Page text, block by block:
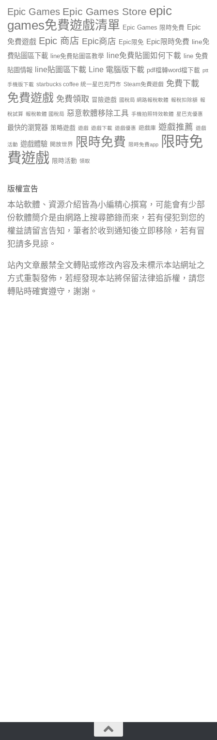
Epic Games Epic Games Store epic
games免費遊戲清單 Epic Games 限時免費 Epic
免費遊戲 Epic 商店 Epic商店 Epic限免 Epic限時免費 line免
費貼圖區下載
line免費貼圖區教學 line免費貼圖如何下載
line 免費
貼圖情報 line貼圖區下載 Line 電腦版下載 pdf檔轉word檔下載 ptt
手機版下載 starbucks coffee 統一星巴克門市 Steam免費遊戲 免費下載
免費遊戲 免費領取 冒險遊戲 國稅局 網路報稅軟體 報稅扣除額 報
稅試算 報稅軟體 國稅局 惡意軟體移除工具 手機拍照特效軟體 星巴克優惠
最快的瀏覽器 策略遊戲 遊戲 遊戲下載 遊戲優惠 遊戲庫 遊戲推薦 遊戲
活動 遊戲體驗 開放世界 限時免費 限時免費app
限時免
費遊戲 限時活動 領取
版權宣告
本站軟體、資源介紹皆為小編精心撰寫，可能會有少部
份軟體簡介是由網路上搜尋節錄而來，若有侵犯到您的
權益請留言告知，筆者於收到通知後立即移除，若有冒
犯請多見諒。
站內文章嚴禁全文轉貼或修改內容及未標示本站網址之
方式重製發佈，若經發現本站將保留法律追訴權，請您
轉貼時確實遵守，謝謝。